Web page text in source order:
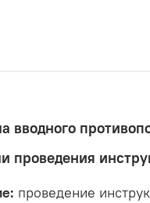
вводного
проведения
проведение